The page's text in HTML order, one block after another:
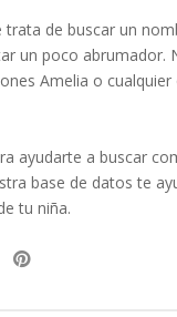
de buscar un
un poco
Amelia o
ayudarte a buscar
base de datos te
tu niña.